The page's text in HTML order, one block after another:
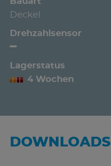
Deckel
Drehzahlsensor
Lagerstatus
4 Wochen
DOWNLOADS